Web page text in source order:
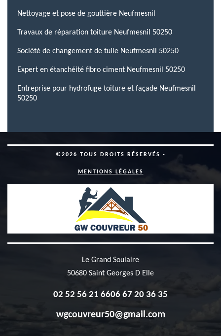
Nettoyage et pose de gouttière Neufmesnil
Travaux de réparation toiture Neufmesnil 50250
Société de changement de tuile Neufmesnil 50250
Expert en étanchéité fibro ciment Neufmesnil 50250
Entreprise pour hydrofuge toiture et façade Neufmesnil
50250
©2026 TOUS DROITS RÉSERVÉS -
MENTIONS LÉGALES
Le Grand Soulaire
50680 Saint Georges D Elle
02 52 56 21 6606 67 20 36 35
wgcouvreur50@gmail.com